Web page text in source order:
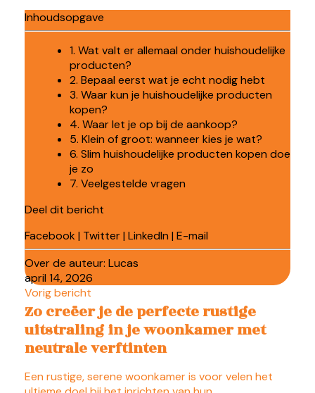
Inhoudsopgave
1. Wat valt er allemaal onder huishoudelijke
producten?
2. Bepaal eerst wat je echt nodig hebt
3. Waar kun je huishoudelijke producten
kopen?
4. Waar let je op bij de aankoop?
5. Klein of groot: wanneer kies je wat?
6. Slim huishoudelijke producten kopen doe
je zo
7. Veelgestelde vragen
Deel dit bericht
Facebook| Twitter| LinkedIn | E-mail
Over de auteur: Lucas
april 14, 2026
Vorig bericht
Zo creëer je de perfecte rustige
uitstraling in je woonkamer met
neutrale verftinten
Een rustige, serene woonkamer is voor velen het